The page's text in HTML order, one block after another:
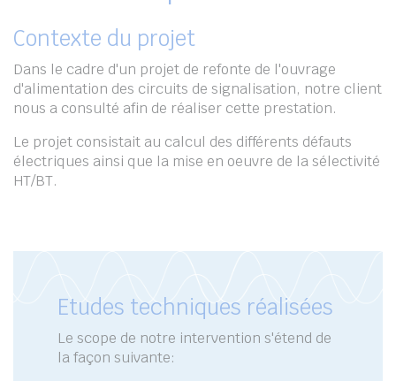
Contexte du projet
Dans le cadre d'un projet de refonte de l'ouvrage
d'alimentation des circuits de signalisation, notre client
nous a consulté afin de réaliser cette prestation.
Le projet consistait au calcul des différents défauts
électriques ainsi que la mise en oeuvre de la sélectivité
HT/BT.
Etudes techniques réalisées
Le scope de notre intervention s'étend de
la façon suivante: